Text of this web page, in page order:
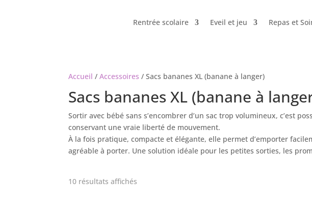
Rentrée scolaire Eveil et jeu Repas et
Accueil /Accessoires / Sacs bananes XL (banane à langer)
Sacs bananes XL (banane à
Sortir avec bébé sans s’encombrer d’un sac trop volumineux, c’est
conservant une vraie liberté de mouvement.
À la fois pratique, compacte et élégante, elle permet d’emporter
agréable à porter. Une solution idéale pour les petites sorties, les
10 résultats affichés